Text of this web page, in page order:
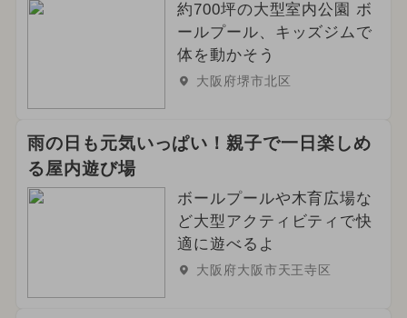
約700坪の大型室内公園 ボ
ールプール、キッズジムで
体を動かそう
大阪府堺市北区
雨の日も元気いっぱい！親子で一日楽しめ
る屋内遊び場
ボールプールや木育広場な
ど大型アクティビティで快
適に遊べるよ
大阪府大阪市天王寺区